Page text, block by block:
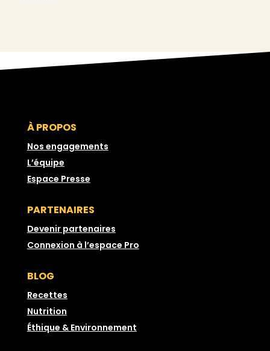
À PROPOS
Nos engagements
L’équipe
Espace Presse
PARTENAIRES
Devenir partenaires
Connexion à l’espace Pro
BLOG
Recettes
Nutrition
Éthique & Environnement